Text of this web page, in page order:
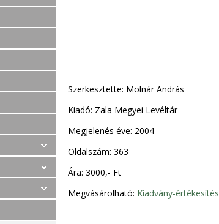
Szerkesztette: Molnár András
Kiadó: Zala Megyei Levéltár
Megjelenés éve: 2004
Oldalszám: 363
Ára: 3000,- Ft
Megvásárolható: Kiadvány-értékesítés